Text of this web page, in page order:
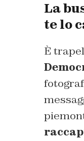
La
te lo
È